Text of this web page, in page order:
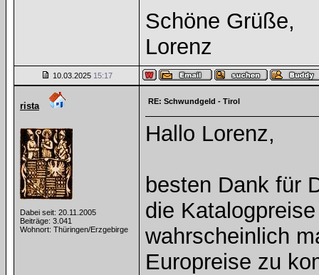
Schöne Grüße,
Lorenz
10.03.2025 15:17
rista
Dabei seit: 20.11.2005
Beiträge: 3.041
Wohnort: Thüringen/Erzgebirge
RE: Schwundgeld - Tirol
Hallo Lorenz,
besten Dank für
die
wahrscheinlich
Europreise zu